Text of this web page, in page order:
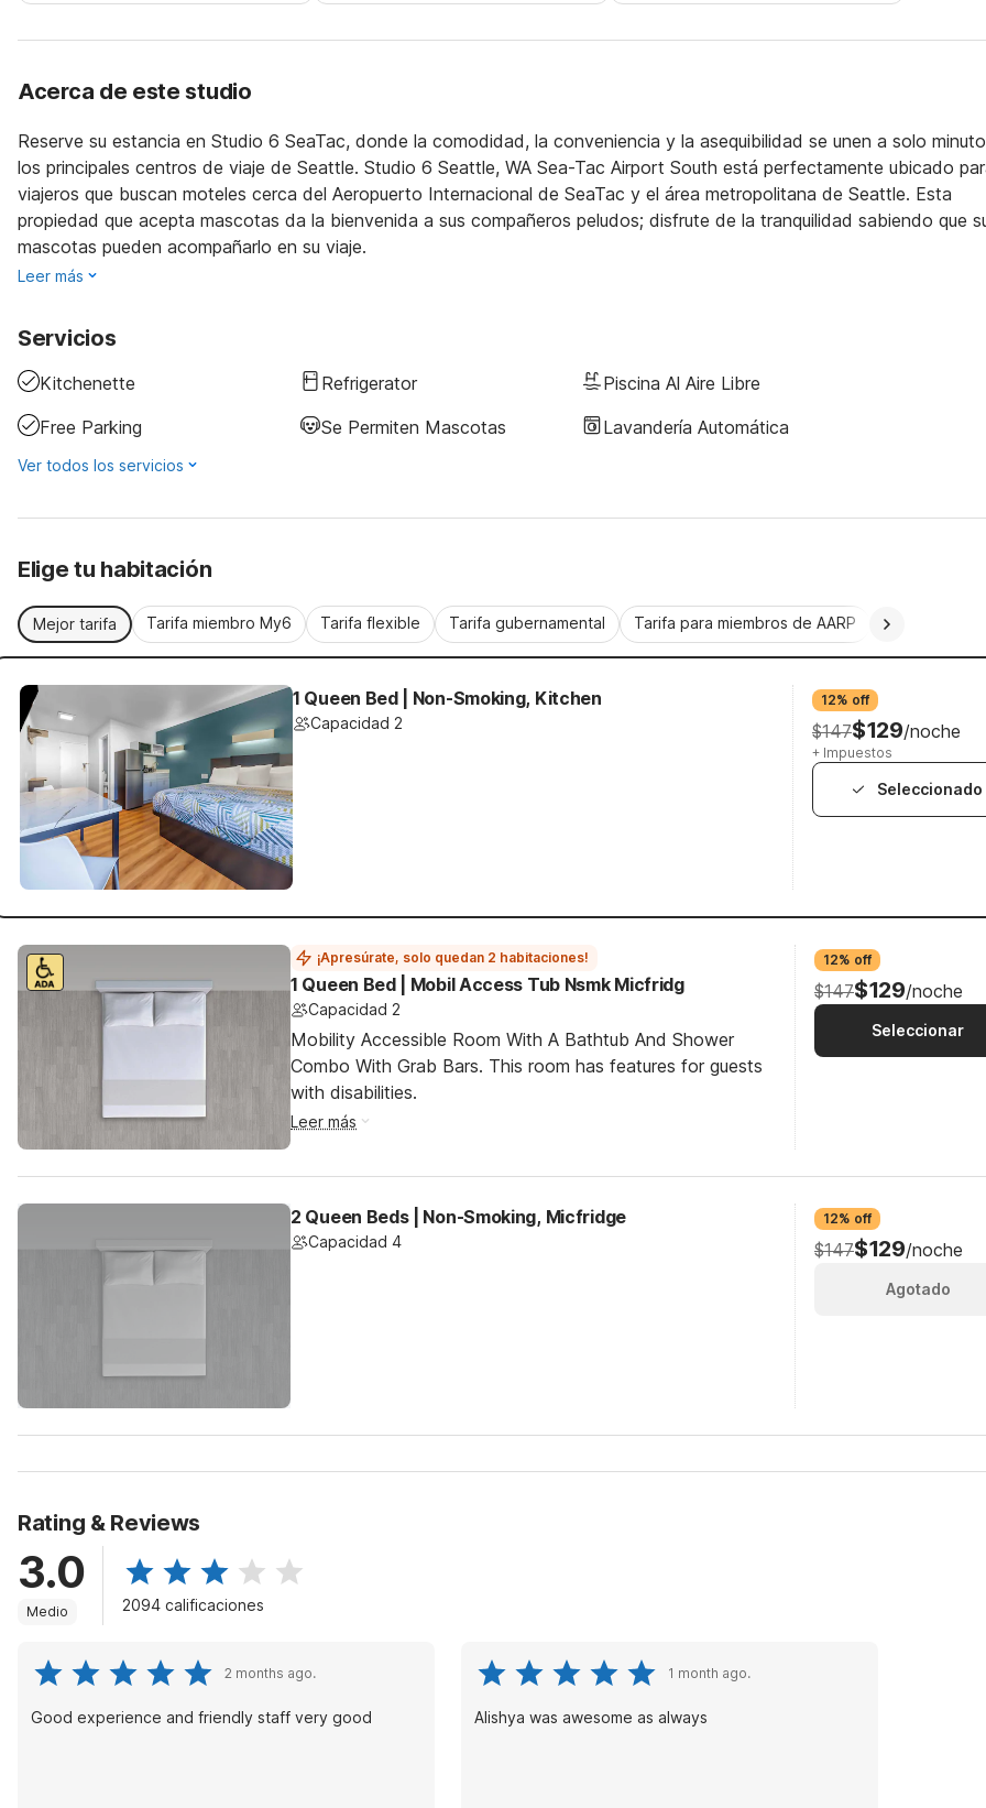
Acerca de este studio
Reserve su estancia en Studio 6 SeaTac, donde la comodidad, la conveniencia y la asequibilidad se unen a solo
los principales centros de viaje de Seattle. Studio 6 Seattle, WA Sea-Tac Airport South está perfectamente ubicado
viajeros que buscan moteles cerca del Aeropuerto Internacional de SeaTac y el área metropolitana de Seattle. Esta
propiedad que acepta mascotas da la bienvenida a sus compañeros peludos; disfrute de la tranquilidad sabiendo que
mascotas pueden acompañarlo en su viaje.
Leer más
Servicios
Kitchenette Refrigerator
Piscina Al Aire Libre
Free Parking
Se Permiten Mascotas Lavandería Automática
Ver todos los servicios
Elige tu habitación
Mejor tarifa Tarifa miembro My6 Tarifa flexible Tarifa gubernamental Tarifa para miembros de AARP
1 Queen Bed | Non-Smoking, Kitchen
Capacidad 2
12% off
$147$129/noche
+ Impuestos
Seleccionado
¡Apresúrate, solo quedan 2 habitaciones!
1 Queen Bed | Mobil Access Tub Nsmk Micfridg
Capacidad 2
Mobility Accessible Room With A Bathtub And Shower
Combo With Grab Bars. This room has features for guests
with disabilities.
Leer más
12% off
$147$129/noche
Seleccionar
2 Queen Beds | Non-Smoking, Micfridge
Capacidad 4
12% off
$147$129/noche
Agotado
Rating & Reviews
3.0
Medio 2094 calificaciones
2 months ago.
Good experience and friendly staff very good
1 month ago.
Alishya was awesome as always